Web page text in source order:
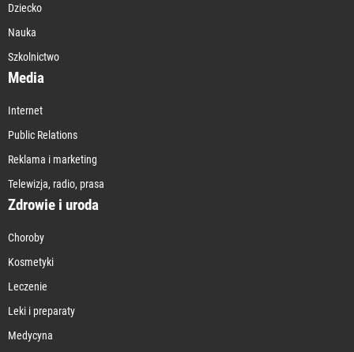
Dziecko
Nauka
Szkolnictwo
Media
Internet
Public Relations
Reklama i marketing
Telewizja, radio, prasa
Zdrowie i uroda
Choroby
Kosmetyki
Leczenie
Leki i preparaty
Medycyna